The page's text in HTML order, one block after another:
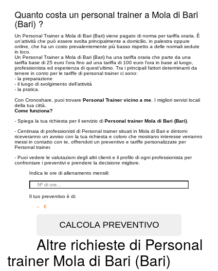
Quanto costa un personal trainer a Mola di Bari
(Bari) ?
Un Personal Trainer a Mola di Bari (Bari) viene pagato di norma per tariffa oraria. È
un'attività che può essere svolta principalmente a domicilio, in palestra oppure
online, che ha un costo prevalentemente più basso rispetto a delle normali sedute
in loco.
Un Personal Trainer a Mola di Bari (Bari) ha una tariffa oraria che parte da una
tariffa base di 25 euro l'ora fino ad una tariffa di 100 euro l'ora in base al luogo,
professionista ed esperienza di quest'ultimo. Tra i principali fattori determinanti da
tenere in conto per le tariffe di personal trainer ci sono:
- la preparazione
- il luogo di svolgimento dell’attività
- la pratica.
Con Cronoshare, puoi trovare Personal Trainer vicino a me . I migliori servizi locali
della tua città.
Come funziona?
- Spiega la tua richiesta per il servizio di Personal trainer Mola di Bari (Bari)
- Centinaia di professionisti di Personal trainer situati in Mola di Bari e dintorni
riceveranno un avviso con la tua richiesta e coloro che mostrano interesse verranno
messi in contatto con te, offrendoti un preventivo e tariffe personalizzate per
Personal trainer.
- Puoi vedere le valutazioni degli altri clienti e il profilo di ogni professionista per
confrontare i preventivi e prendere la decisione migliore.
Indica le ore di allenamento mensili:
Il tuo preventivo è di:
– €
Altre richieste di Personal
trainer Mola di Bari (Bari)